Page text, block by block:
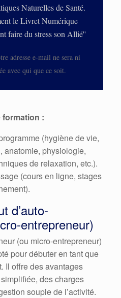
Naturelles de Santé.
le Livret Numérique
faire du stress son Allié''
adresse e-mail ne sera ni
avec qui que ce soit.
formation :
(hygiène de vie,
anatomie, physiologie,
de relaxation, etc.).
(cours en ligne, stages
d’auto-
entrepreneur)
(ou micro-entrepreneur)
pour débuter en tant que
Il offre des avantages
des charges
souple de l’activité.